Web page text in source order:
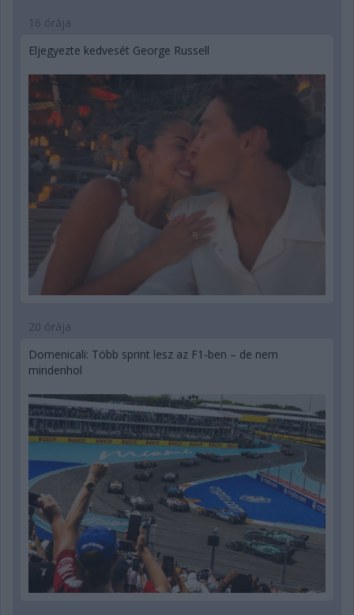
16 órája
Eljegyezte kedvesét George Russell
20 órája
Domenicali: Több sprint lesz az F1-ben – de nem
mindenhol